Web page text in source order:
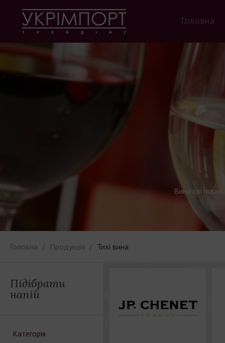
Головна
Вина
Головна Продукція Тихі вина
Підібрати
напій
Категорія